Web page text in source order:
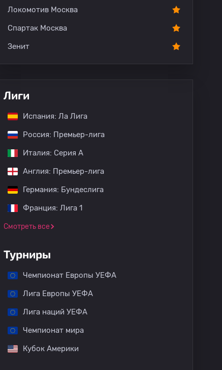
Локомотив Москва
Спартак Москва
Зенит
Лиги
Испания: Ла Лига
Россия: Премьер-лига
Италия: Серия А
Англия: Премьер-лига
Германия: Бундеслига
Франция: Лига 1
Смотреть все
Турниры
Чемпионат Европы УЕФА
Лига Европы УЕФА
Лига наций УЕФА
Чемпионат мира
Кубок Америки